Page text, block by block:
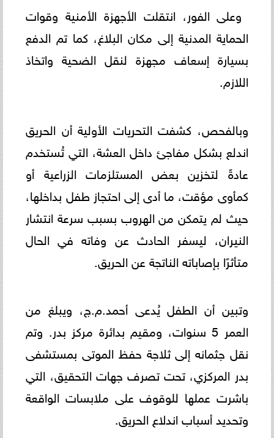
وعلى الفور، انتقلت الأجهزة الأمنية وقوات
الحماية المدنية إلى مكان البلاغ، كما تم الدفع
بسيارة إسعاف مجهزة لنقل الضحية واتخاذ
اللازم.
وبالفحص، كشفت التحريات الأولية أن الحريق
اندلع بشكل مفاجئ داخل العشة، التي تُستخدم
عادةً لتخزين بعض المستلزمات الزراعية أو
كمأوى مؤقت، ما أدى إلى احتجاز طفل بداخلها،
حيث لم يتمكن من الهروب بسبب سرعة انتشار
النيران، ليسفر الحادث عن وفاته في الحال
متأثرًا بإصاباته الناتجة عن الحريق.
وتبين أن الطفل يُدعى أحمد.م.ج، ويبلغ من
العمر 5 سنوات، ومقيم بدائرة مركز بدر. وتم
نقل جثمانه إلى ثلاجة حفظ الموتى بمستشفى
بدر المركزي، تحت تصرف جهات التحقيق، التي
باشرت عملها للوقوف على ملابسات الواقعة
وتحديد أسباب اندلاع الحريق.